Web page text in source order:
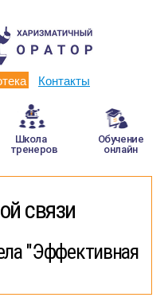
Контакты
Школа
тренеров
Обучение
онлайн
связи
"Эффективная